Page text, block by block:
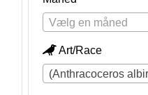
Vælg en måned
Art/Race
(Anthracoceros